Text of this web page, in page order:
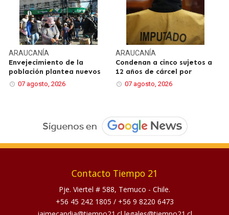
ARAUCANÍA
Envejecimiento de la
población plantea nuevos
07 agosto, 2026
ARAUCANÍA
Condenan a cinco sujetos a
12 años de cárcel por
07 agosto, 2026
Contacto Tiempo 21
Pje. Viertel # 588, Temuco - Chile.
+56 45 242 1805 / +56 9 8220 6473